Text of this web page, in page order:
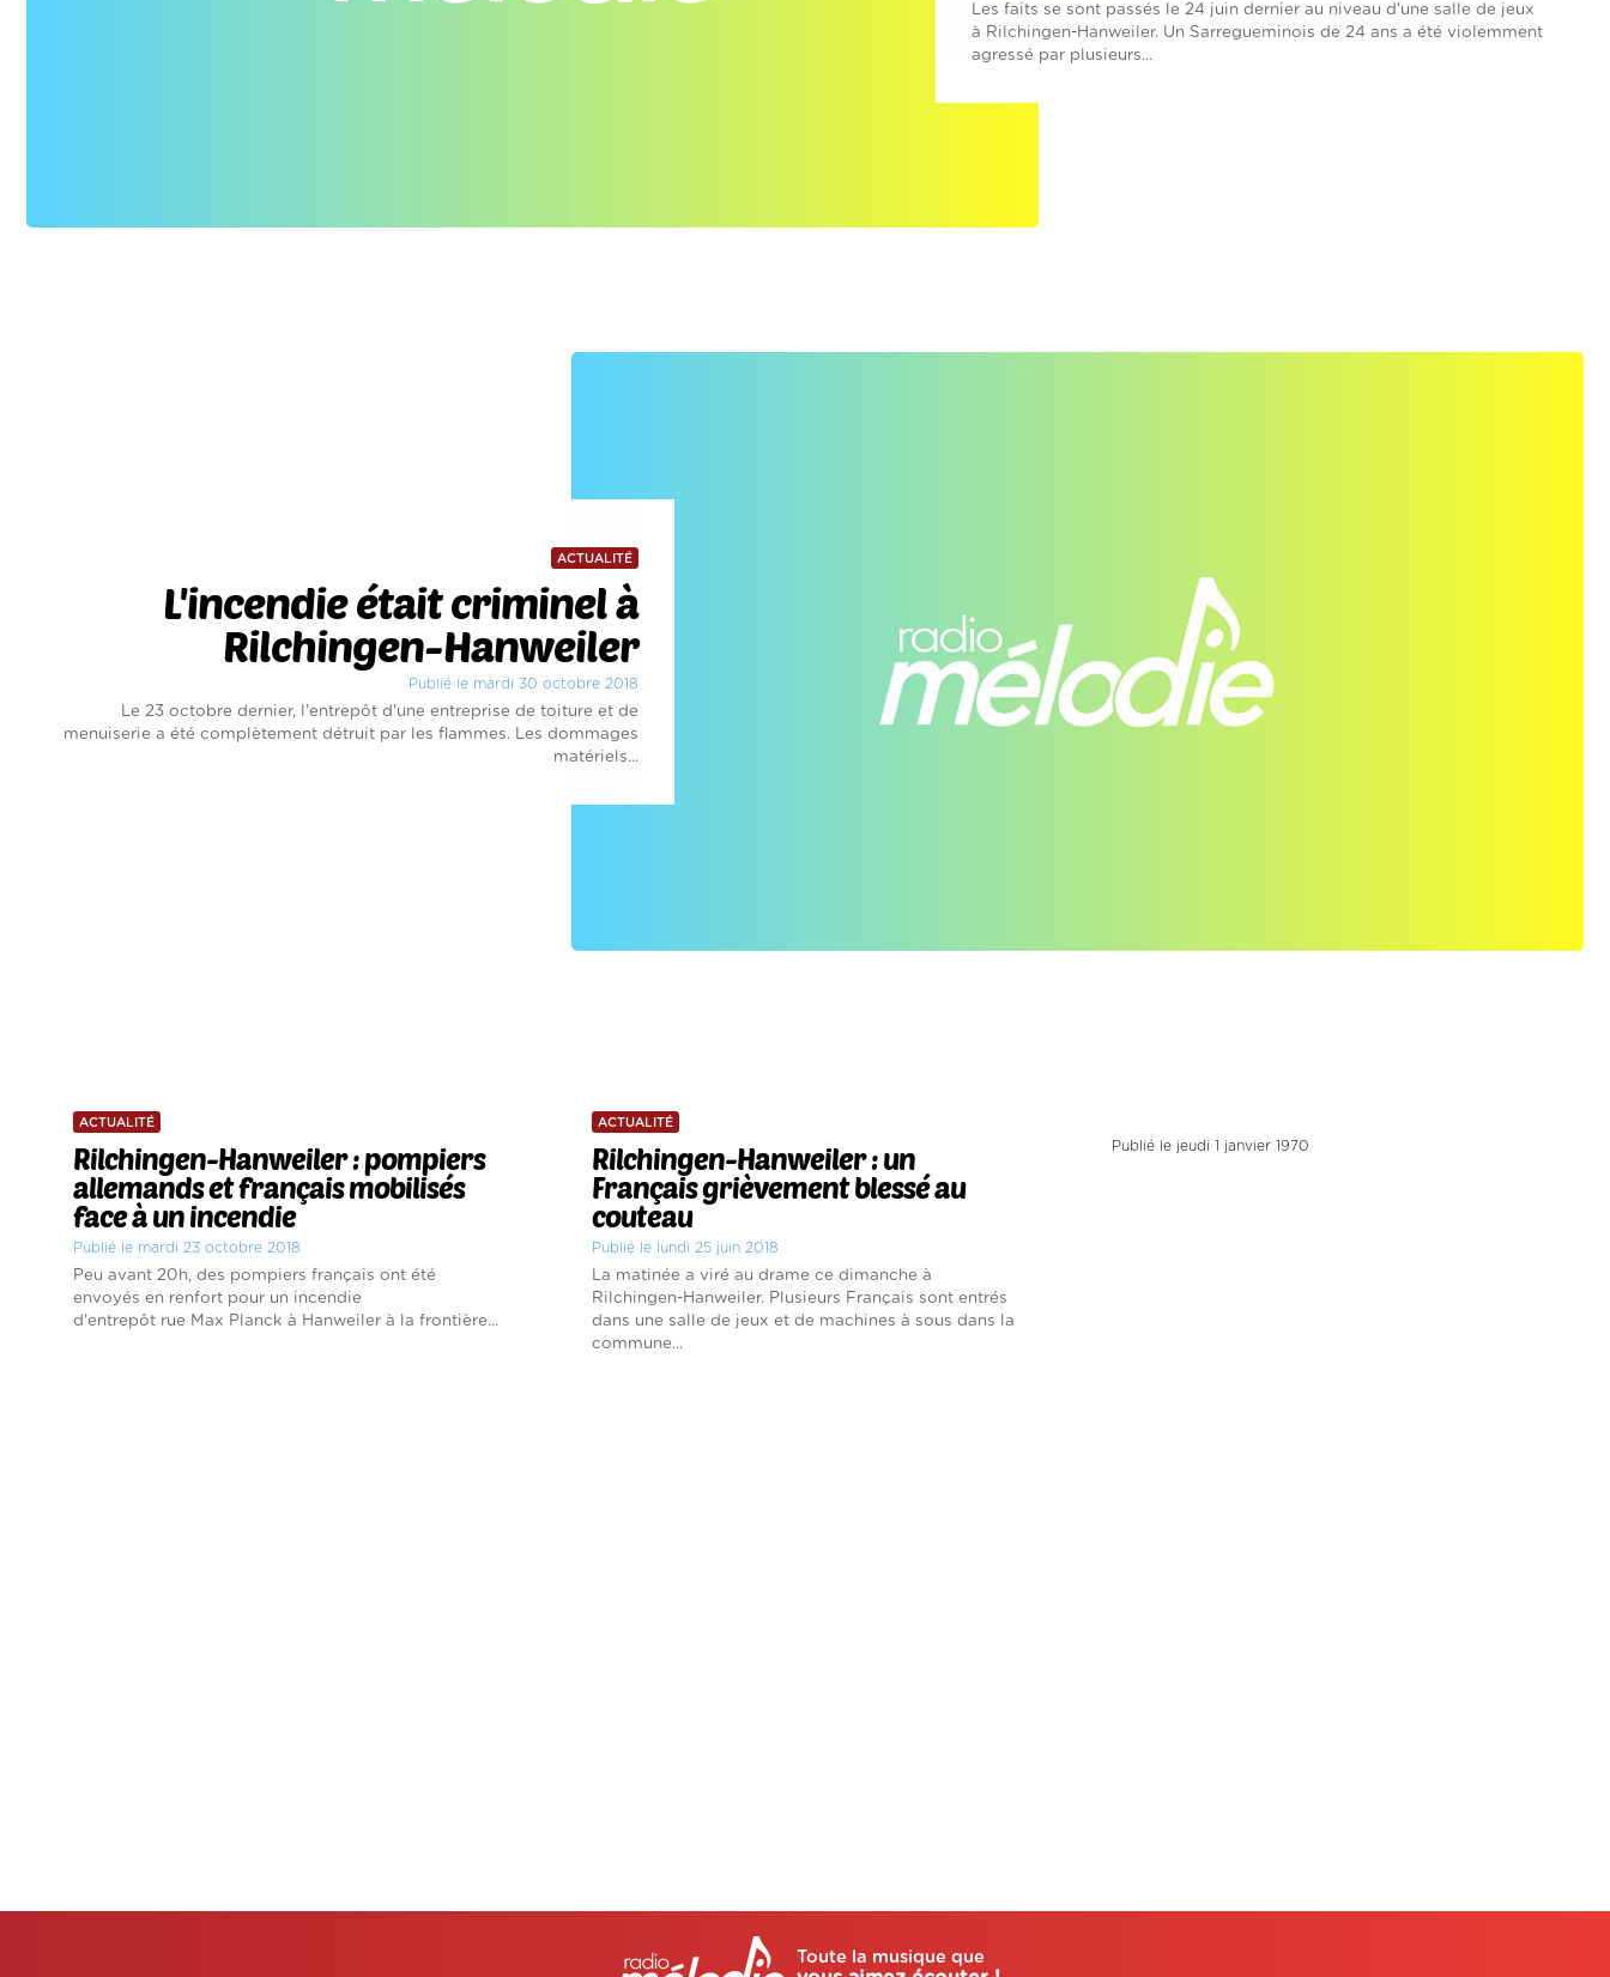
Les faits se sont passés le 24 juin dernier au niveau d'une salle de jeux
à Rilchingen-Hanweiler. Un Sarregueminois de 24 ans a été violemment
agressé par plusieurs...
ACTUALITÉ
L'incendie était criminel à
Rilchingen-Hanweiler
Publié le mardi 30 octobre 2018
Le 23 octobre dernier, l'entrepôt d'une entreprise de toiture et de
menuiserie a été complètement détruit par les flammes. Les dommages
matériels...
ACTUALITÉ
Rilchingen-Hanweiler : pompiers
allemands et français mobilisés
face à un incendie
Publié le mardi 23 octobre 2018
Peu avant 20h, des pompiers français ont été
envoyés en renfort pour un incendie
d'entrepôt rue Max Planck à Hanweiler à la frontière...
ACTUALITÉ
Rilchingen-Hanweiler : un
Français grièvement blessé au
couteau
Publié le lundi 25 juin 2018
La matinée a viré au drame ce dimanche à
Rilchingen-Hanweiler. Plusieurs Français sont entrés
dans une salle de jeux et de machines à sous dans la
commune...
Publié le jeudi 1 janvier 1970
Toute la musique que